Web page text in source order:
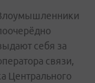
себя за
связи,
Центрального